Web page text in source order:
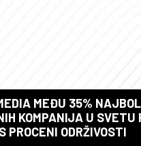
MEĐU 35%
KOMPANIJA U SVETU
PROCENI ODRŽIVOSTI